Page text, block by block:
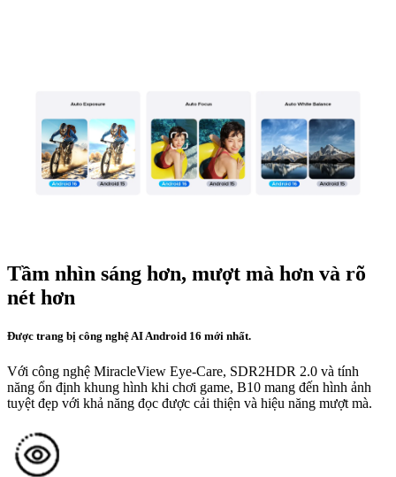
Tầm nhìn sáng hơn, mượt mà hơn và rõ
nét hơn
Được trang bị công nghệ AI Android 16 mới nhất.
Với công nghệ MiracleView Eye-Care, SDR2HDR 2.0 và tính
năng ổn định khung hình khi chơi game, B10 mang đến hình ảnh
tuyệt đẹp với khả năng đọc được cải thiện và hiệu năng mượt mà.